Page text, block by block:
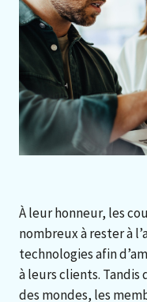
À leur honneur, les
nombreux à rester à
technologies afin
à leurs clients.
des mondes, les